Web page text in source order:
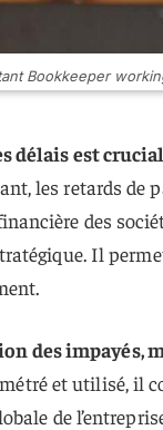
Bookkeeper
délais est
les retards de
des
Il
des impayés,
et utilisé, il
de